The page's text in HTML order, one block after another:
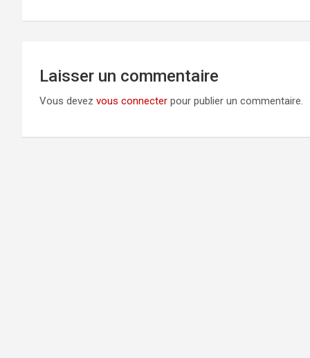
Laisser un commentaire
Vous devez vous connecter pour publier un commentaire.